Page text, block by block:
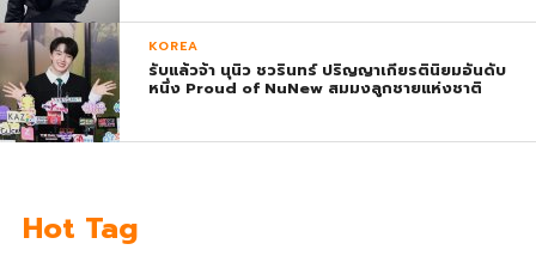
KOREA
รับแล้วจ้า นุนิว ชวรินทร์ ปริญญาเกียรตินิยมอันดับ
หนึ่ง Proud of NuNew สมมงลูกชายแห่งชาติ
Hot Tag